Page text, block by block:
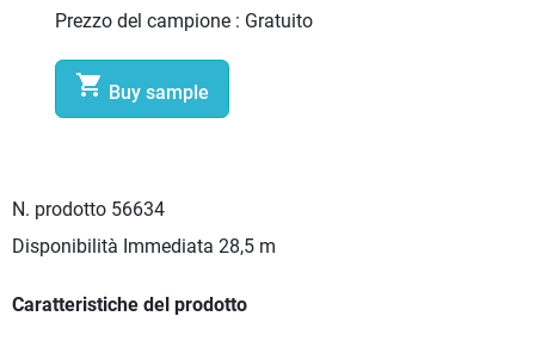
Prezzo del campione : Gratuito
 Buy sample
N. prodotto 56634
Disponibilità Immediata 28,5 m
Caratteristiche del prodotto